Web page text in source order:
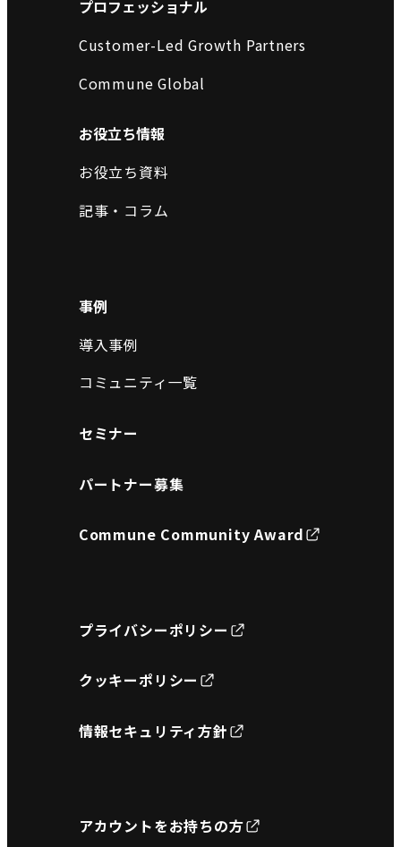
プロフェッショナル
Customer-Led Growth Partners
Commune Global
お役立ち情報
お役立ち資料
記事・コラム
事例
導入事例
コミュニティ一覧
セミナー
パートナー募集
Commune Community Award
プライバシーポリシー
クッキーポリシー
情報セキュリティ方針
アカウントをお持ちの方